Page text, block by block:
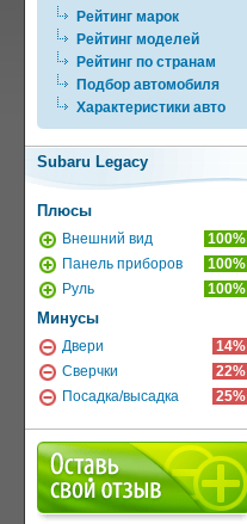
Рейтинг марок
Рейтинг моделей
Рейтинг по странам
Подбор автомобиля
Характеристики авто
Subaru Legacy
Плюсы
Внешний вид
100%
Панель приборов
100%
Руль
100%
Минусы
Двери
14%
Сверчки
22%
Посадка/высадка
25%